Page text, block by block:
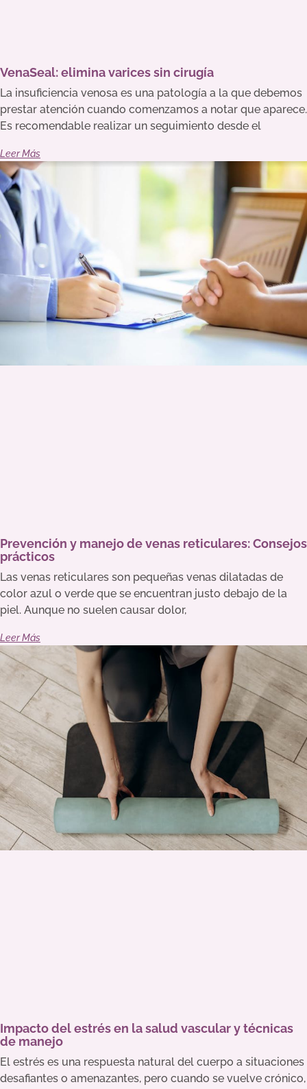
VenaSeal: elimina varices sin cirugía
La insuficiencia venosa es una patología a la que debemos
prestar atención cuando comenzamos a notar que aparece.
Es recomendable realizar un seguimiento desde el
Leer Más
Prevención y manejo de venas reticulares: Consejos
prácticos
Las venas reticulares son pequeñas venas dilatadas de
color azul o verde que se encuentran justo debajo de la
piel. Aunque no suelen causar dolor,
Leer Más
Impacto del estrés en la salud vascular y técnicas
de manejo
El estrés es una respuesta natural del cuerpo a situaciones
desafiantes o amenazantes, pero cuando se vuelve crónico,